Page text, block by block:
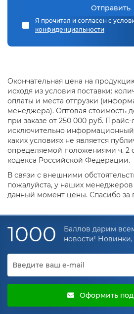
Отправить
Я прочитал и согласен с
конфиденциальности
Окончательная цена на
исходя из условия поставки:
оплаты и места отгрузки
менеджера). Оптовая стоимость
при заказе от 250 000 руб. Прайс-
исключительно
каких условиях не является
определяемой положениями ч. 2
кодекса Российской Федерации.
В связи с внешними
пожалуйста, у наших менеджеров
данный момент цены. Спасибо за
1000
Баллов дарим
новости!
Оформить